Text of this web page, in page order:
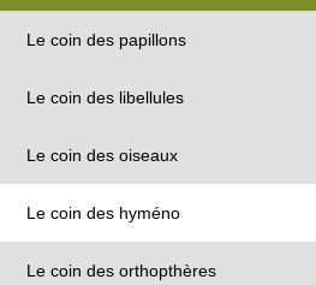
Le coin des papillons
Le coin des libellules
Le coin des oiseaux
Le coin des hyméno
Le coin des orthopthères